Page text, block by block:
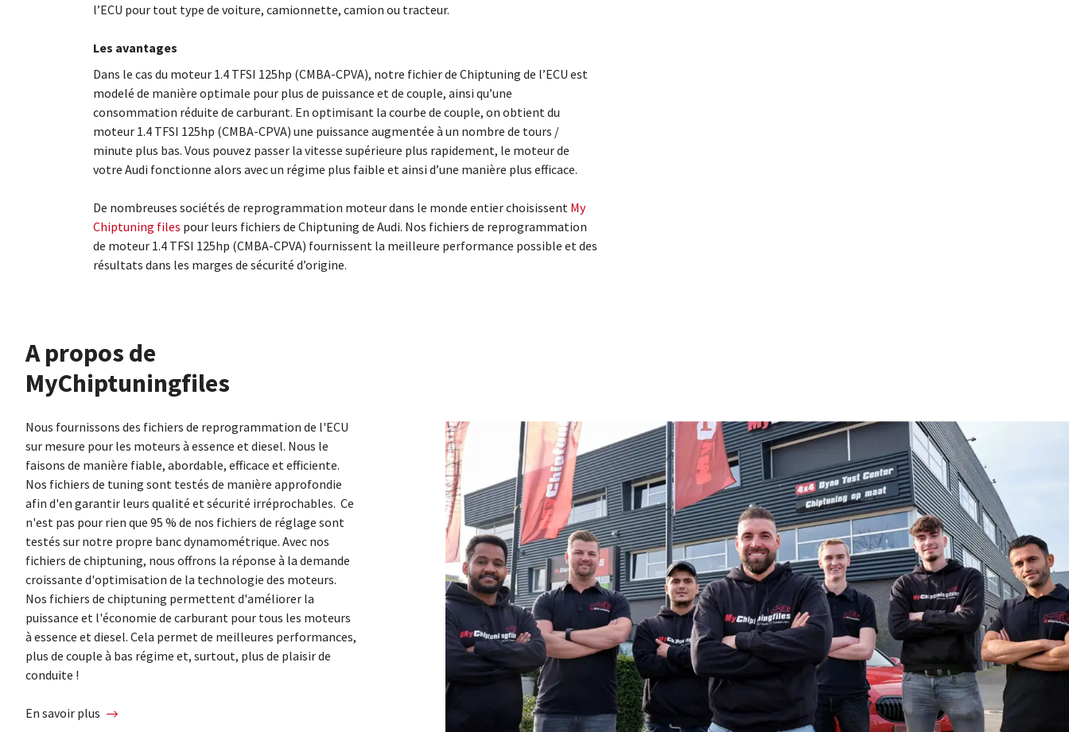
l’ECU pour tout type de voiture, camionnette, camion ou tracteur.
Les avantages
Dans le cas du moteur 1.4 TFSI 125hp (CMBA-CPVA), notre fichier de Chiptuning de l’ECU est
modelé de manière optimale pour plus de puissance et de couple, ainsi qu’une
consommation réduite de carburant. En optimisant la courbe de couple, on obtient du
moteur 1.4 TFSI 125hp (CMBA-CPVA) une puissance augmentée à un nombre de tours /
minute plus bas. Vous pouvez passer la vitesse supérieure plus rapidement, le moteur de
votre Audi fonctionne alors avec un régime plus faible et ainsi d’une manière plus efficace.
De nombreuses sociétés de reprogrammation moteur dans le monde entier choisissent My
Chiptuning files pour leurs fichiers de Chiptuning de Audi. Nos fichiers de reprogrammation
de moteur 1.4 TFSI 125hp (CMBA-CPVA) fournissent la meilleure performance possible et des
résultats dans les marges de sécurité d’origine.
À propos de
MyChiptuningfiles
Nous fournissons des fichiers de reprogrammation de l'ECU
sur mesure pour les moteurs à essence et diesel. Nous le
faisons de manière fiable, abordable, efficace et efficiente.
Nos fichiers de tuning sont testés de manière approfondie
afin d'en garantir leurs qualité et sécurité irréprochables. Ce
n'est pas pour rien que 95 % de nos fichiers de réglage sont
testés sur notre propre banc dynamométrique. Avec nos
fichiers de chiptuning, nous offrons la réponse à la demande
croissante d'optimisation de la technologie des moteurs.
Nos fichiers de chiptuning permettent d'améliorer la
puissance et l'économie de carburant pour tous les moteurs
à essence et diesel. Cela permet de meilleures performances,
plus de couple à bas régime et, surtout, plus de plaisir de
conduite !
En savoir plus